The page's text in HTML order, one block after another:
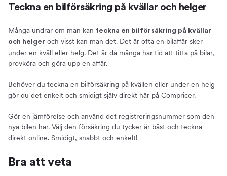
Teckna en bilförsäkring på kvällar och helger
Många undrar om man kan teckna en bilförsäkring på kvällar
och helger och visst kan man det. Det är ofta en bilaffär sker
under en kväll eller helg. Det är då många har tid att titta på bilar,
provköra och göra upp en affär.
Behöver du teckna en bilförsäkring på kvällen eller under en helg
gör du det enkelt och smidigt själv direkt här på Compricer.
Gör en jämförelse och använd det registreringsnummer som den
nya bilen har. Välj den försäkring du tycker är bäst och teckna
direkt online. Smidigt, snabbt och enkelt!
Bra att veta